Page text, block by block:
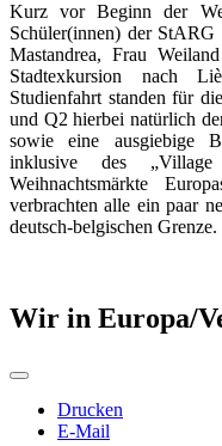
Kurz vor Beginn der
Schüler(innen) der StARG
Mastandrea, Frau
Stadtexkursion nach
Studienfahrt standen für
und Q2 hierbei natürlich
sowie eine ausgiebige
inklusive des
Weihnachtsmärkte
verbrachten alle ein paar
deutsch-belgischen Grenze.
Wir in Europa/
Drucken
E-Mail